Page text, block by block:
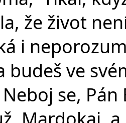
že život
i
budeš ve
se,